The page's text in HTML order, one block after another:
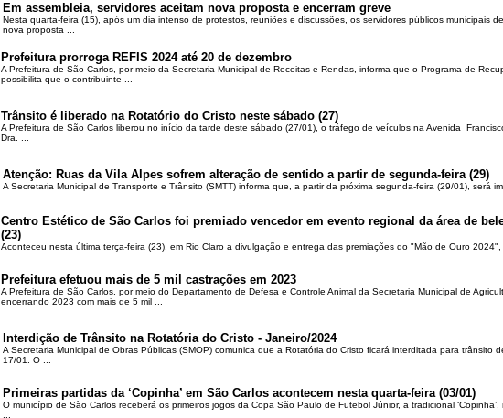
Em assembleia, servidores aceitam nova proposta e encerram greve
Nesta quarta-feira (15), após um dia intenso de protestos, reuniões e discussões, os servidores públicos municipais
nova proposta ...
Prefeitura prorroga REFIS 2024 até 20 de dezembro
A Prefeitura de São Carlos, por meio da Secretaria Municipal de Receitas e Rendas, informa que o Programa de
possibilita que o contribuinte ...
Trânsito é liberado na Rotatório do Cristo neste sábado (27)
A Prefeitura de São Carlos liberou no início da tarde deste sábado (27/01), o tráfego de veículos na Avenida
Dra. ...
Atenção: Ruas da Vila Alpes sofrem alteração de sentido a partir de segunda-feira (29)
A Secretaria Municipal de Transporte e Trânsito (SMTT) informa que, a partir da próxima segunda-feira (29/01), será
Centro Estético de São Carlos foi premiado vencedor em evento regional da área de
(23)
Aconteceu nesta última terça-feira (23), em Rio Claro a divulgação e entrega das premiações do "Mão de Ouro 2024",
Prefeitura efetuou mais de 5 mil castrações em 2023
A Prefeitura de São Carlos, por meio do Departamento de Defesa e Controle Animal da Secretaria Municipal de
encerrando 2023 com mais de 5 mil ...
Interdição de Trânsito na Rotatória do Cristo - Janeiro/2024
A Secretaria Municipal de Obras Públicas (SMOP) comunica que a Rotatória do Cristo ficará interditada para trânsito
17/01. O ...
Primeiras partidas da ‘Copinha’ em São Carlos acontecem nesta quarta-feira (03/01)
O município de São Carlos receberá os primeiros jogos da Copa São Paulo de Futebol Júnior, a tradicional